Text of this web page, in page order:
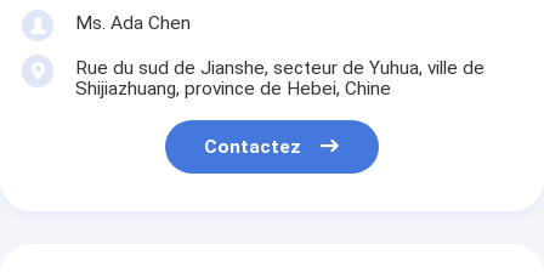
Ms. Ada Chen
Rue du sud de Jianshe, secteur de Yuhua, ville de
Shijiazhuang, province de Hebei, Chine
Contactez